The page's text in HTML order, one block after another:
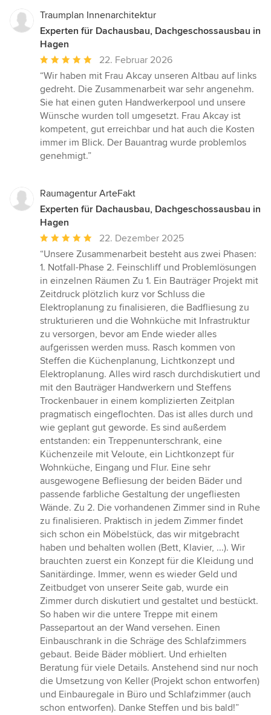
Traumplan Innenarchitektur
Experten für Dachausbau, Dachgeschossausbau in
Hagen
Durchschnittliche
Bewertung:
5
von
5
Sternen
22. Februar 2026
“Wir haben mit Frau Akcay unseren Altbau auf links
gedreht. Die Zusammenarbeit war sehr angenehm.
Sie hat einen guten Handwerkerpool und unsere
Wünsche wurden toll umgesetzt. Frau Akcay ist
kompetent, gut erreichbar und hat auch die Kosten
immer im Blick. Der Bauantrag wurde problemlos
genehmigt.”
Raumagentur ArteFakt
Experten für Dachausbau, Dachgeschossausbau in
Hagen
Durchschnittliche
Bewertung:
5
von
5
Sternen
22. Dezember 2025
“Unsere Zusammenarbeit besteht aus zwei Phasen:
1. Notfall-Phase 2. Feinschliff und Problemlösungen
in einzelnen Räumen Zu 1. Ein Bauträger Projekt mit
Zeitdruck plötzlich kurz vor Schluss die
Elektroplanung zu finalisieren, die Badfliesung zu
strukturieren und die Wohnküche mit Infrastruktur
zu versorgen, bevor am Ende wieder alles
aufgerissen werden muss. Rasch kommen von
Steffen die Küchenplanung, Lichtkonzept und
Elektroplanung. Alles wird rasch durchdiskutiert und
mit den Bauträger Handwerkern und Steffens
Trockenbauer in einem komplizierten Zeitplan
pragmatisch eingeflochten. Das ist alles durch und
wie geplant gut geworde. Es sind außerdem
entstanden: ein Treppenunterschrank, eine
Küchenzeile mit Veloute, ein Lichtkonzept für
Wohnküche, Eingang und Flur. Eine sehr
ausgewogene Befliesung der beiden Bäder und
passende farbliche Gestaltung der ungefliesten
Wände. Zu 2. Die vorhandenen Zimmer sind in Ruhe
zu finalisieren. Praktisch in jedem Zimmer findet
sich schon ein Möbelstück, das wir mitgebracht
haben und behalten wollen (Bett, Klavier, ...). Wir
brauchten zuerst ein Konzept für die Kleidung und
Sanitärdinge. Immer, wenn es wieder Geld und
Zeitbudget von unserer Seite gab, wurde ein
Zimmer durch diskutiert und gestaltet und bestückt.
So haben wir die untere Treppe mit einem
Passepartout an der Wand versehen. Einen
Einbauschrank in die Schräge des Schlafzimmers
gebaut. Beide Bäder möbliert. Und erhielten
Beratung für viele Details. Anstehend sind nur noch
die Umsetzung von Keller (Projekt schon entworfen)
und Einbauregale in Büro und Schlafzimmer (auch
schon entworfen). Danke Steffen und bis bald!”